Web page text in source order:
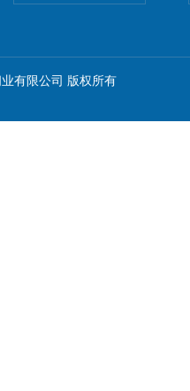
有限公司 版权所有